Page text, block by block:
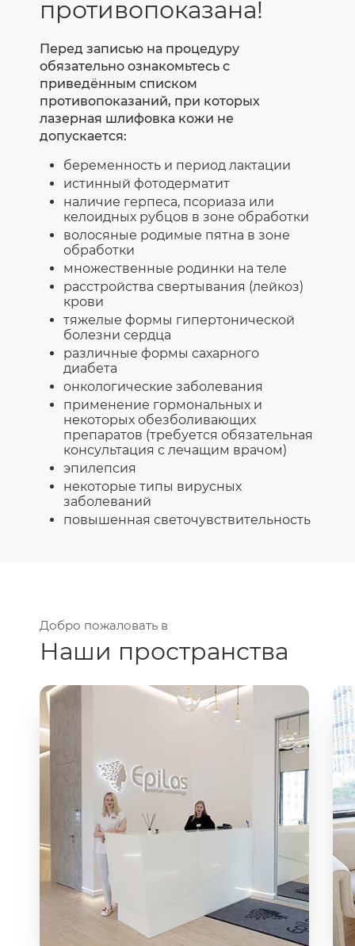
противопоказана!
Перед записью на процедуру
обязательно ознакомьтесь с
приведённым списком
противопоказаний, при которых
лазерная шлифовка кожи не
допускается:
беременность и период лактации
истинный фотодерматит
наличие герпеса, псориаза или
келоидных рубцов в зоне обработки
волосяные родимые пятна в зоне
обработки
множественные родинки на теле
расстройства свертывания (лейкоз)
крови
тяжелые формы гипертонической
болезни сердца
различные формы сахарного
диабета
онкологические заболевания
применение гормональных и
некоторых обезболивающих
препаратов (требуется обязательная
консультация с лечащим врачом)
эпилепсия
некоторые типы вирусных
заболеваний
повышенная светочувствительность
Добро пожаловать в
Наши пространства